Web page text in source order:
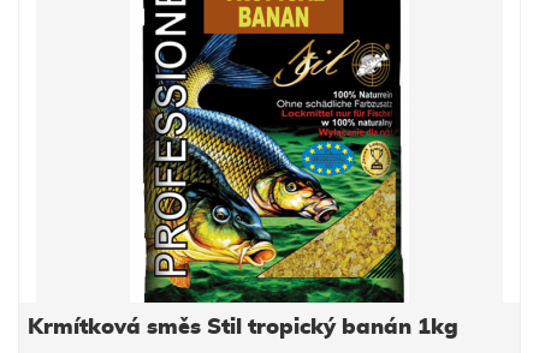
konzistence plníme do krmítek.
Krmítková směs Stil tropický banán 1kg